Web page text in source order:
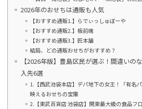
2026年のおせちは通販も人気
【おすすめ通販1.】らでぃっしゅぼーや
【おすすめ通販2.】板前魂
【おすすめ通販3.】匠本舗
結局、どの通販おせちがおすすめ？
【2026年版】豊島区民が選ぶ！間違いの
入先6選
1.【西武池袋本店】デパ地下の女王！「有名
映えるおせちの宝庫
2.【東武百貨店 池袋店】関東最大級の食品フ